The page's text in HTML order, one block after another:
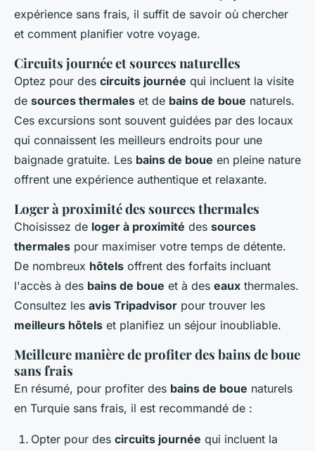
expérience sans frais, il suffit de savoir où chercher
et comment planifier votre voyage.
Circuits journée et sources naturelles
Optez pour des circuits journée qui incluent la visite
de sources thermales et de bains de boue naturels.
Ces excursions sont souvent guidées par des locaux
qui connaissent les meilleurs endroits pour une
baignade gratuite. Les bains de boue en pleine nature
offrent une expérience authentique et relaxante.
Loger à proximité des sources thermales
Choisissez de loger à proximité des sources
thermales pour maximiser votre temps de détente.
De nombreux hôtels offrent des forfaits incluant
l'accès à des bains de boue et à des eaux thermales.
Consultez les avis Tripadvisor pour trouver les
meilleurs hôtels et planifiez un séjour inoubliable.
Meilleure manière de profiter des bains de boue
sans frais
En résumé, pour profiter des bains de boue naturels
en Turquie sans frais, il est recommandé de :
Opter pour des circuits journée qui incluent la